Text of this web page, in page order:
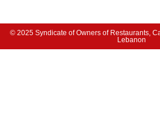
© 2025 Syndicate of Owners of Restaurants,
Lebanon